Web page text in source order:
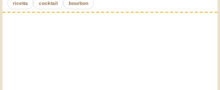
ricetta cocktail bourbon